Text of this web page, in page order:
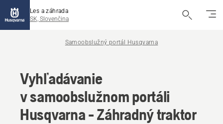
Les a záhrada
SK, Slovenčina
Samoobslužný portál Husqvarna
Vyhľadávanie
v samoobslužnom portáli
Husqvarna - Záhradný traktor